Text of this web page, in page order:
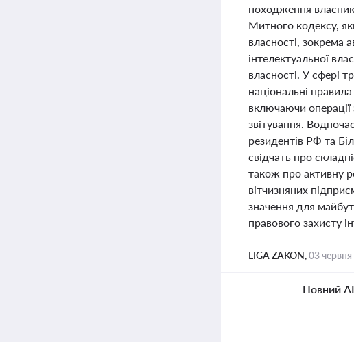
походження
Митного кодексу,
власності, зокрема
інтелектуальної
власності. У сфері
національні
включаючи операції
звітування.
резидентів РФ та
свідчать про
також про активну
вітчизняних
значення для
правового захисту
LIGA ZAKON,03
Повний